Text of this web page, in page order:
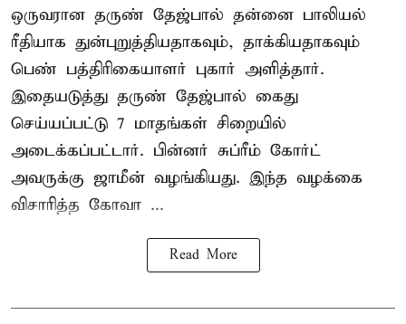
ஒருவரான தருண் தேஜ்பால் தன்னை பாலியல்
ரீதியாக துன்புறுத்தியதாகவும், தாக்கியதாகவும்
பெண் பத்திரிகையாளர் புகார் அளித்தார்.
இதையடுத்து தருண் தேஜ்பால் கைது
செய்யப்பட்டு 7 மாதங்கள் சிறையில்
அடைக்கப்பட்டார். பின்னர் சுப்ரீம் கோர்ட்
அவருக்கு ஜாமீன் வழங்கியது. இந்த வழக்கை
விசாரித்த கோவா ...
Read More